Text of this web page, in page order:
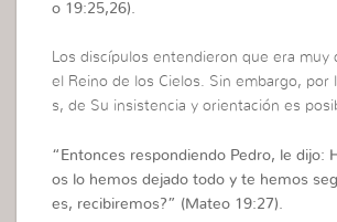
o 19:25,26).
Los discípulos entendieron que era muy
el Reino de los Cielos. Sin embargo, por
s, de Su insistencia y orientación es
“ Entonces respondiendo Pedro, le dijo:
os lo hemos dejado todo y te hemos
es, recibiremos?” (Mateo 19:27).